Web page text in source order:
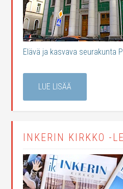
Elävä ja kasvava seurakunta
LUE LISÄÄ
INKERIN KIRKKO -